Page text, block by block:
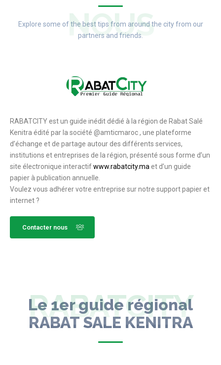
NOUS
Explore some of the best tips from around the city from our
partners and friends.
RABATCITY est un guide inédit dédié à la région de Rabat Salé
Kenitra édité par la société @amticmaroc , une plateforme
d’échange et de partage autour des différents services,
institutions et entreprises de la région, présenté sous forme d’un
site électronique interactifwww.rabatcity.ma et d’un guide
papier à publication annuelle.
Voulez vous adhérer votre entreprise sur notre support papier et
internet ?
Contacter nous
Le 1er guide régional
RABAT SALE KENITRA
RABATCITY